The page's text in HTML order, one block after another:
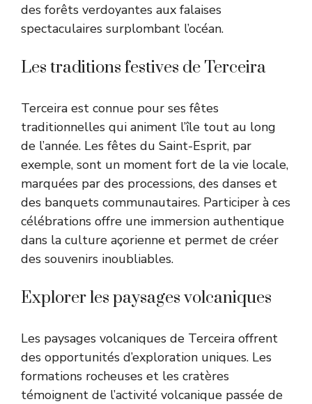
des forêts verdoyantes aux falaises
spectaculaires surplombant l’océan.
Les traditions festives de Terceira
Terceira est connue pour ses fêtes
traditionnelles qui animent l’île tout au long
de l’année. Les fêtes du Saint-Esprit, par
exemple, sont un moment fort de la vie locale,
marquées par des processions, des danses et
des banquets communautaires. Participer à ces
célébrations offre une immersion authentique
dans la culture açorienne et permet de créer
des souvenirs inoubliables.
Explorer les paysages volcaniques
Les paysages volcaniques de Terceira offrent
des opportunités d’exploration uniques. Les
formations rocheuses et les cratères
témoignent de l’activité volcanique passée de